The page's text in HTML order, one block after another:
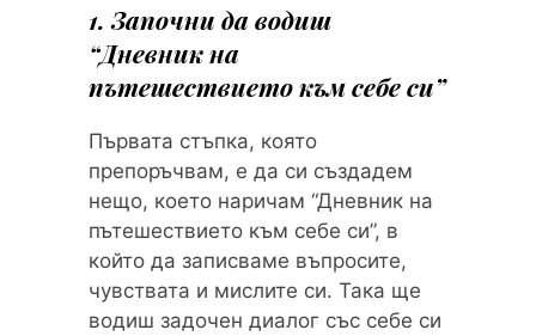
1. Започни да водиш
“Дневник на
пътешествието към себе си”
Първата стъпка, която
препоръчвам, е да си създадем
нещо, което наричам “Дневник на
пътешествието към себе си”, в
който да записваме въпросите,
чувствата и мислите си. Така ще
водиш задочен диалог със себе си